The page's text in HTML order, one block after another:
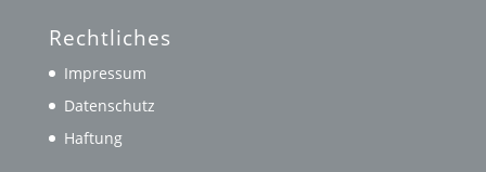
Rechtliches
Impressum
Datenschutz
Haftung